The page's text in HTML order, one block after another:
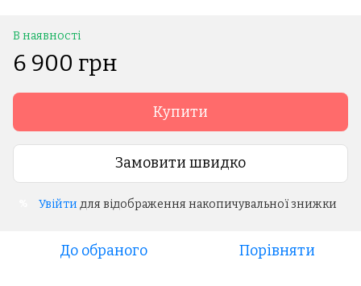
В наявності
6 900 грн
Купити
Замовити швидко
Увійти для відображення накопичувальної знижки
До обраного Порівняти